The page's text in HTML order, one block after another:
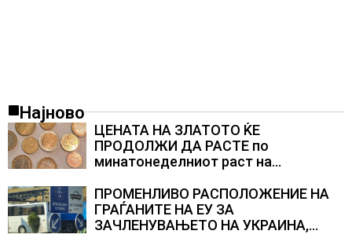
Најново
ЦЕНАТА НА ЗЛАТОТО ЌЕ
ПРОДОЛЖИ ДА РАСТЕ по
минатонеделниот раст на
ПРОМЕНЛИВО РАСПОЛОЖЕНИЕ НА
ГРАЃАНИТЕ НА ЕУ ЗА
ЗАЧЛЕНУВАЊЕТО НА УКРАИНА,